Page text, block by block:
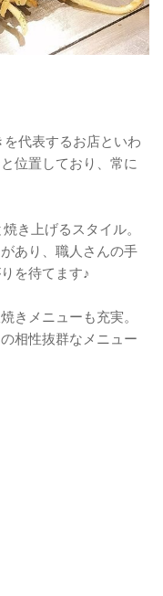
を代表するお店といわ
位置しており、常に
き上げるスタイル。
あり、職人さんの手
を待てます♪
きメニューも充実。
相性抜群なメニュー